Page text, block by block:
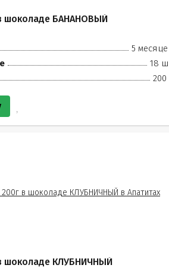
шоколаде БАНАНОВЫЙ
5
18
200
шоколаде КЛУБНИЧНЫЙ